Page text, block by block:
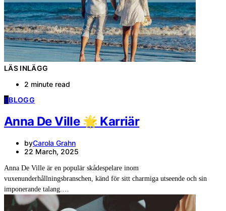
LÄS INLÄGG
2 minute read
BBLOGG
Anna De Ville 🌟 Karriär
byCarola Grahn
22 March, 2025
Anna De Ville är en populär skådespelare inom
vuxenunderhållningsbranschen, känd för sitt charmiga utseende och sin
imponerande talang.…